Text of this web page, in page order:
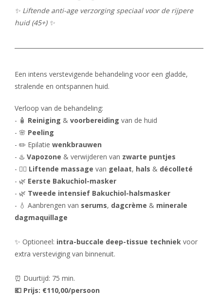
Voeten
Nagels
Wimpers
Prijslijst
Reserveren
Foto's
Cadeaubon
Privé Wellness met Massage
Cadeaubon
✨ Liftende anti-age verzorging speciaal voor de rijpere
huid (45+) ✨
Een intens verstevigende behandeling voor een gladde,
stralende en ontspannen huid.
Verloop van de behandeling:
- 🧴 Reiniging & voorbereiding van de huid
- 🌸 Peeling
- ✏️ Epilatie wenkbrauwen
- ♨️ Vapozone & verwijderen van zwarte puntjes
- 💆‍♀️ Liftende massage van gelaat, hals & décolleté
- 🌿 Eerste Bakuchiol-masker
- 🌿 Tweede intensief Bakuchiol-halsmasker
- 💧 Aanbrengen van serums, dagcrème & minerale
dagmaquillage
✨ Optioneel: intra-buccale deep-tissue techniek voor
extra versteviging van binnenuit.
⏰ Duurtijd: 75 min.
💶 Prijs: €110,00/persoon